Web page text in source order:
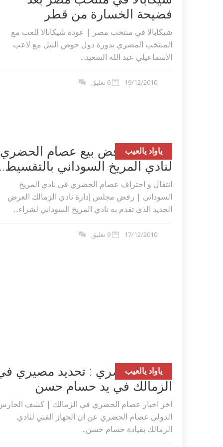
فضيحة الخسارة من قطر
شيكابالا في منتخب مصر | عودة شيكابالا للعب مع
المنتخب المصري بدورة دول حوض النيل مع لاعب
الاسماعيلي عبد الله السعيد...
19/12/2010 6 تعليق
ياواد يالعيب
الزمالك يرفض بيع عصام الحضري
لنادي المريخ السوداني
انتقال و احتراف عصام الحضري في نادي المريخ
السوداني | رفض مجلس إدارة نادي الزمالك العرض
الجديد الذي تقدم به نادي المريخ السوداني لشراء...
17/12/2010 9 تعليق
ياواد يالعيب
عصام الحضري : تحديد مصيري
الزمالك في يد حسام حسن
اخر اخبار عصام الحضري في الزمالك | كشف
الدولي عصام الحضري عن ان الجهاز الفني لنادي
الزمالك بقيادة حسام حسن...